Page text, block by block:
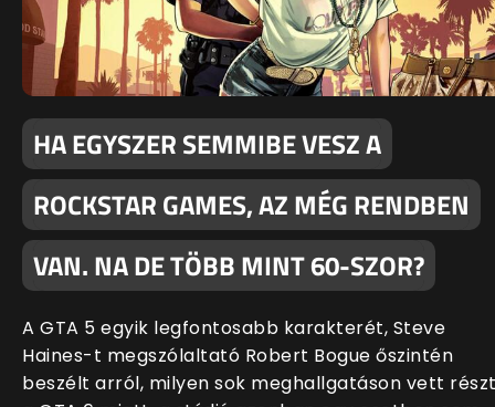
HA EGYSZER SEMMIBE VESZ A
ROCKSTAR GAMES, AZ MÉG RENDBEN
VAN. NA DE TÖBB MINT 60-SZOR?
A GTA 5 egyik legfontosabb karakterét, Steve
Haines-t megszólaltató Robert Bogue őszintén
beszélt arról, milyen sok meghallgatáson vett